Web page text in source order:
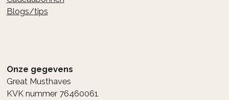
Blogs/tips
Onze gegevens
Great Musthaves
KVK nummer 76460061